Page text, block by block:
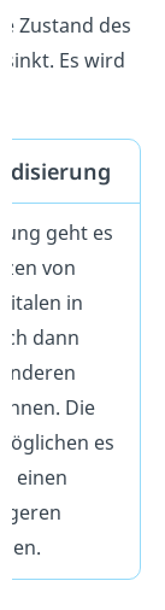
Zustand des
sinkt. Es wird
geht es
von
in
dann
Die
es
einen